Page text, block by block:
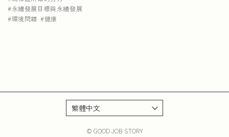
永續發展目標與永續發展
環境問題
健康
© GOOD JOB STORY